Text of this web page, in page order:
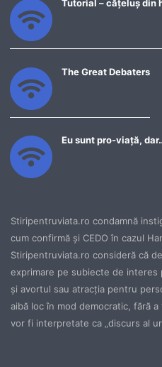
Tutorial – cățeluș din
The Great Debaters
Eu sunt pro-viață,
Stiripentruviata.ro condamnă
cum confirmă şi CEDO în cazul
Stiripentruviata.ro consideră că
exprimare pe subiecte de interes
şi avortul sau atracţia pentru
aibă loc în mod democratic, fără
vor fi interpretate ca „discurs al